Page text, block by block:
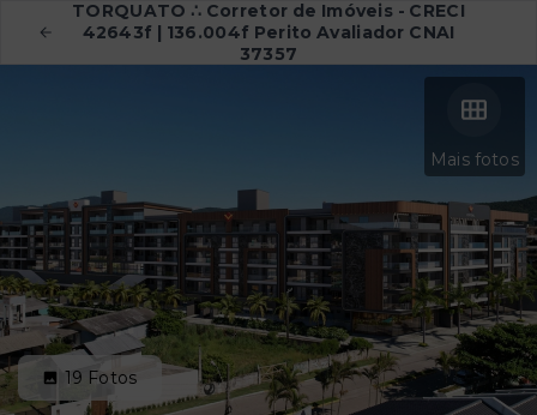
TORQUATO ∴ Corretor de Imóveis - CRECI
42643f | 136.004f Perito Avaliador CNAI
37357
Mais fotos
19 Fotos